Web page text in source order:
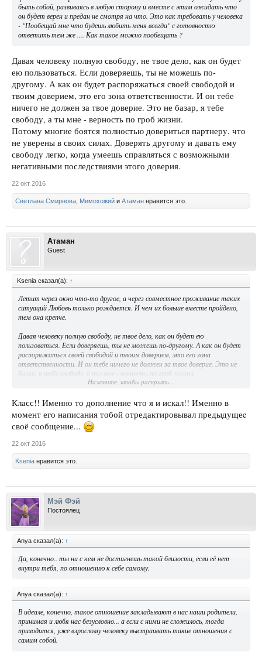
быть собой, развиваясь в любую сторону и вместе с этим ожидать что
он будет верен и предан не смотря на что. Это как требовать у человека
- "Пообещай мне что будешь любить меня всегда" с готовностю
ответить тем же .... Как такое можно пообещать ?
Давая человеку полную свободу, не твое дело, как он будет
ею пользоваться. Если доверяешь, ты не можешь по-
другому. А как он будет распоряжаться своей свободой и
твоим доверием, это его зона ответственности. И он тебе
ничего не должен за твое доверие. Это не базар, я тебе
свободу, а ты мне - верность по гроб жизни.
Потому многие боятся полностью довериться партнеру, что
не уверены в своих силах. Доверять другому и давать ему
свободу легко, когда умеешь справляться с возможными
негативными последствиями этого доверия.
22 окт 2016
Светлана Смирнова Мимохожий и Атаман нравится это.
Атаман
Guest
Ksenia сказал(а): ↑
Летит через окно что-то другое, а через совместное проживание таких
ситуаций Любовь только рождается. И чем их больше вместе пройдено,
тем она крепче.
Давая человеку полную свободу, не твое дело, как он будет ею
пользоваться. Если доверяешь, ты не можешь по-другому. А как он будет
распоряжаться своей свободой и твоим доверием, это его зона
ответственности. И он тебе ничего не должен за твое доверие. Это не
базар, я тебе свободу, а ты мне - верность по гроб жизни.
Потому многие боятся полностью довериться партнеру, что не уверены
справляться с возможными негативными последствиями этого доверия.
Нажмите, чтобы раскрыть...
Класс!! Именно то дополнение что я и искал!! Именно в
момент его написания тобой отредактировывал предыдущеe
своё сообщение...
22 окт 2016
Ksenia нравится это.
Мэй Фэй
Постоялец
Anya сказал(а): ↑
Да, конечно.. ты ни с кем не достигнешь такой близости, если её нет
внутри тебя, по отношению к себе самому.
Anya сказал(а): ↑
В идеале, конечно, такое отношение закладывают в нас наши родители,
принимая и любя нас безусловно... а если с ними не сложилось, тогда
приходится, уже взрослому человеку выстраивать такие отношения с
самим собой.